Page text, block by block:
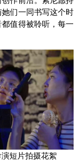
们一同书写这个时
值得被聆听，每一
短片拍摄花絮